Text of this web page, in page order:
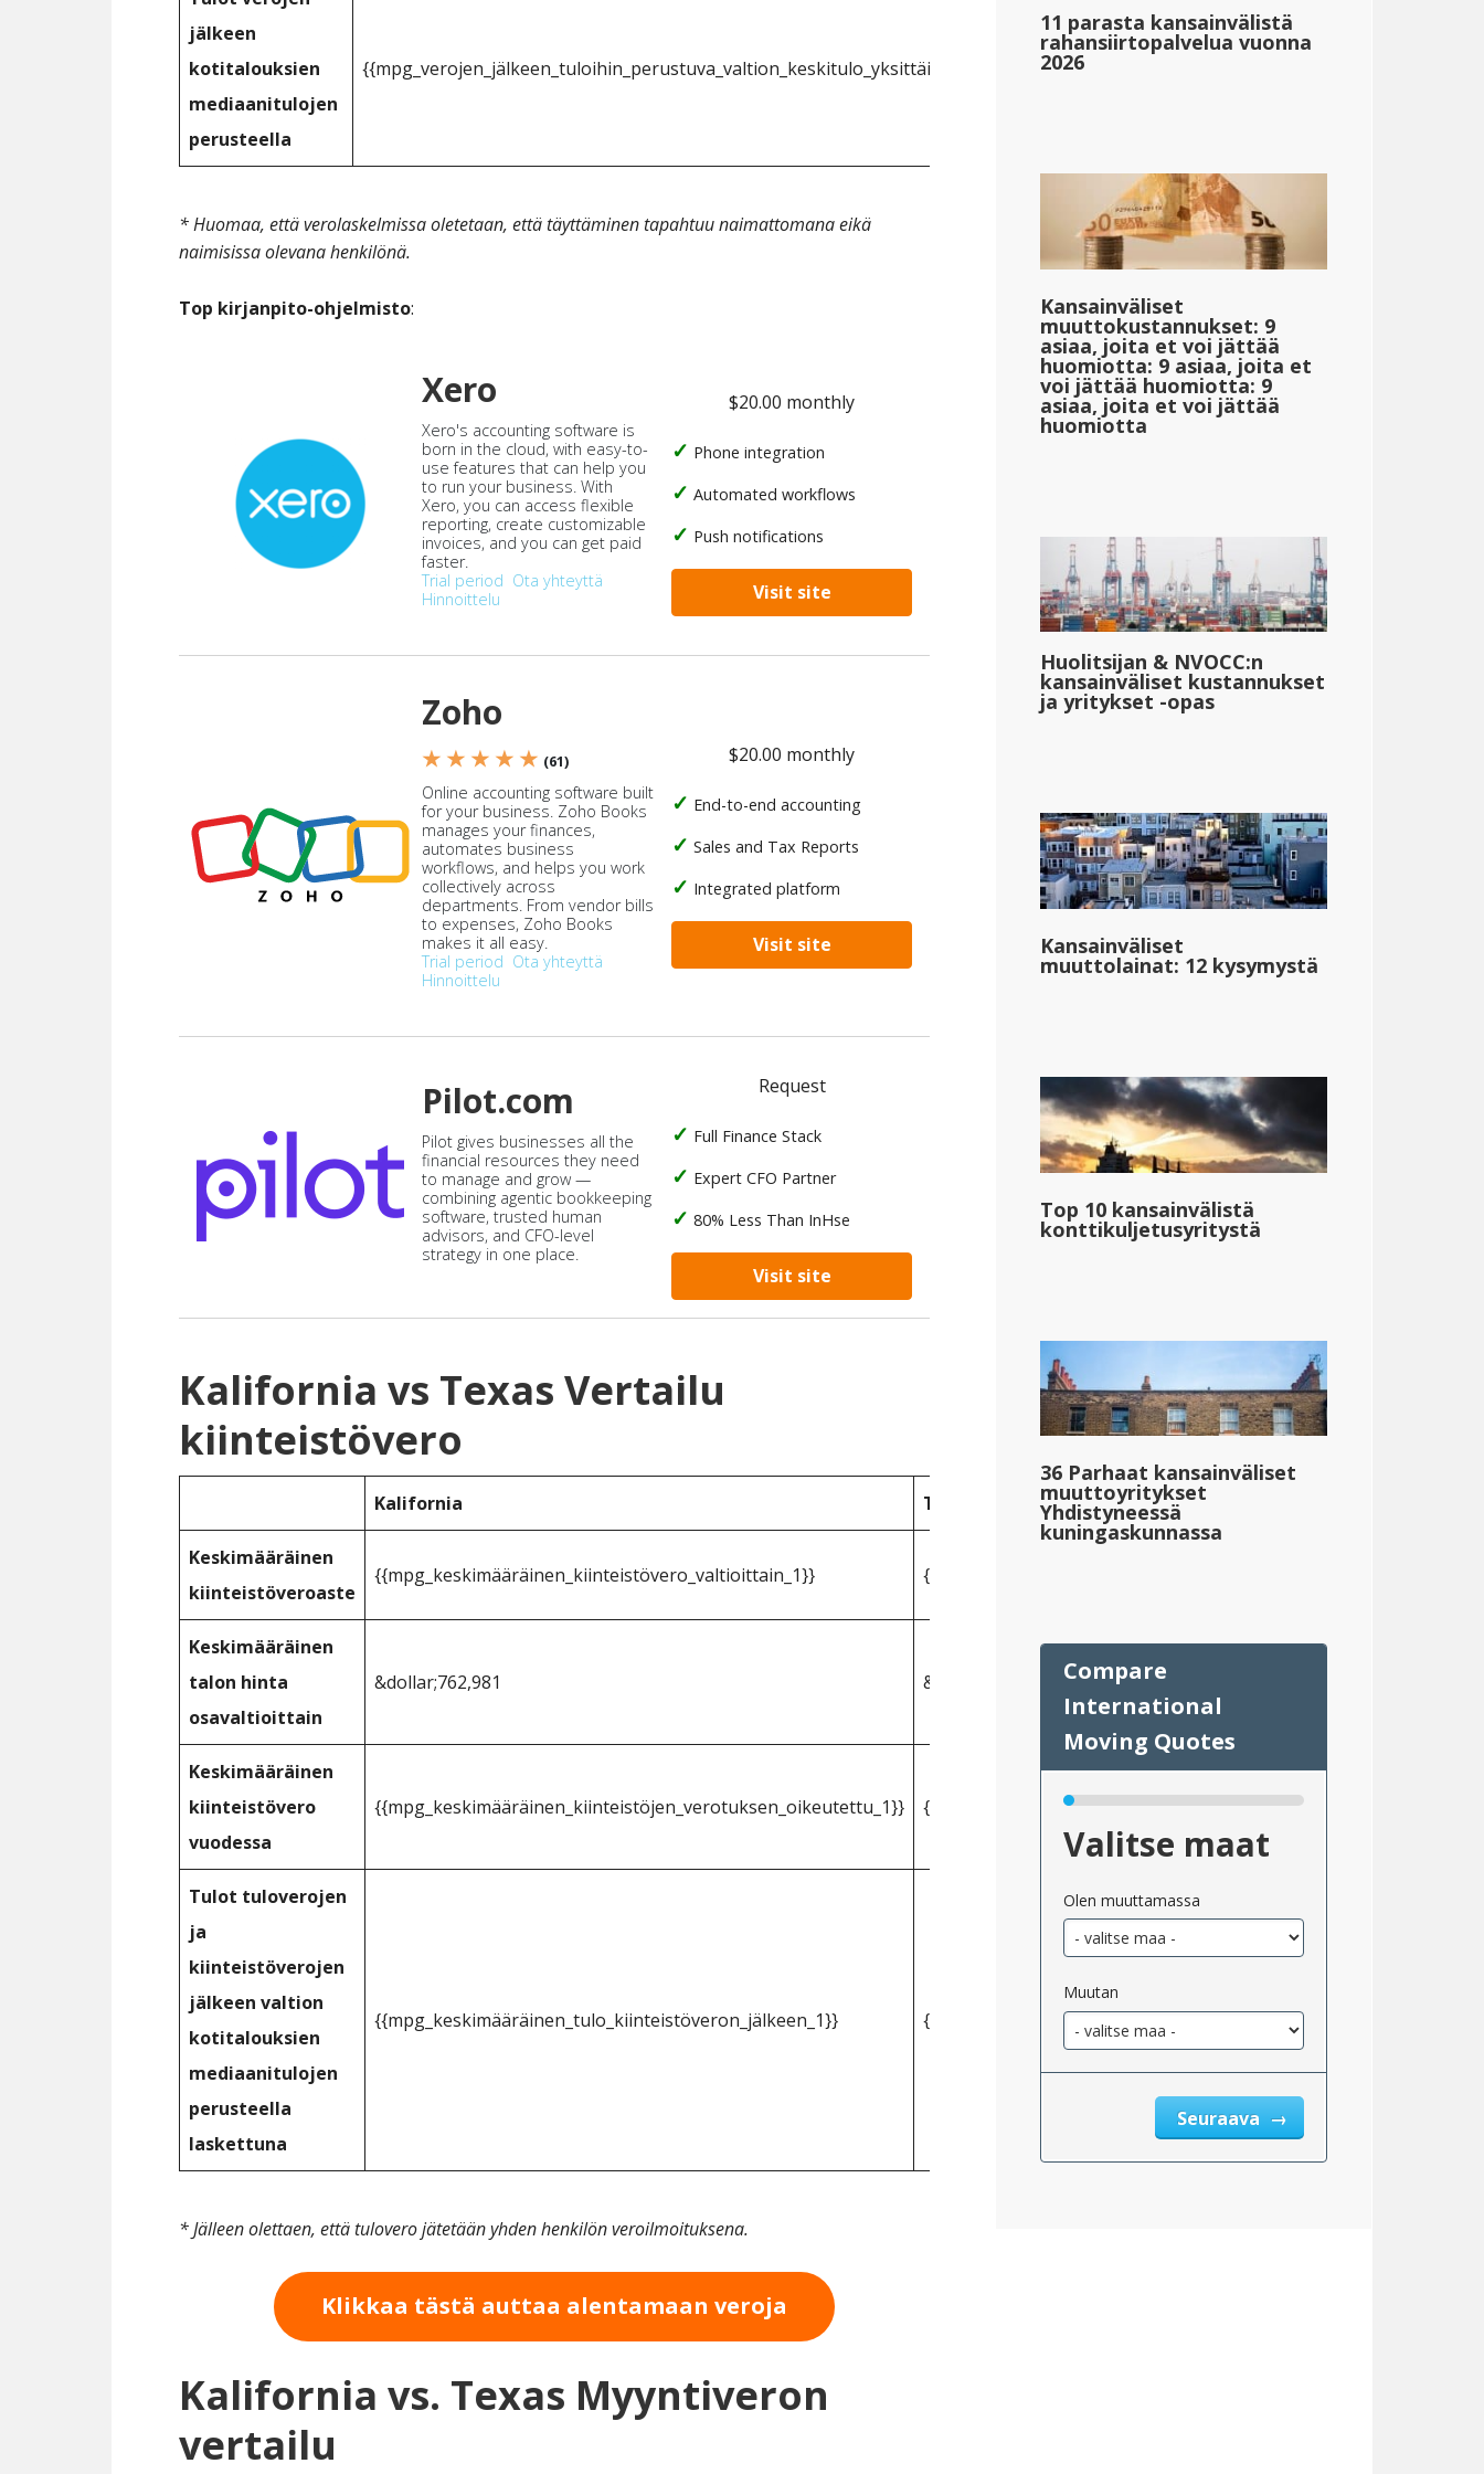
jälkeen
kotitalouksien
mediaanitulojen
perusteella
{{mpg_verojen_jälkeen_tuloihin_perustuva_valtion_keskitulo_yksittäinen_1}}
* Huomaa, että verolaskelmissa oletetaan, että täyttäminen tapahtuu naimattomana eikä
naimisissa olevana henkilönä.
Top kirjanpito-ohjelmisto:
Xero
Xero's accounting software is
born in the cloud, with easy-to-
use features that can help you
to run your business. With
Xero, you can access flexible
reporting, create customizable
invoices, and you can get paid
faster.
Trial period Ota yhteyttä
Hinnoittelu
$20.00 monthly
Phone integration
Automated workflows
Push notifications
Visit site
Zoho
★ ★ ★ ★ ★ (61)
Online accounting software built
for your business. Zoho Books
manages your finances,
automates business
workflows, and helps you work
collectively across
departments. From vendor bills
to expenses, Zoho Books
makes it all easy.
Trial period Ota yhteyttä
Hinnoittelu
$20.00 monthly
End-to-end accounting
Sales and Tax Reports
Integrated platform
Visit site
Pilot.com
Pilot gives businesses all the
financial resources they need
to manage and grow —
combining agentic bookkeeping
software, trusted human
advisors, and CFO-level
strategy in one place.
Request
Full Finance Stack
Expert CFO Partner
80% Less Than InHse
Visit site
Kalifornia vs Texas Vertailu
kiinteistövero
Kalifornia Texas
Keskimääräinen
kiinteistöveroaste
{{mpg_keskimääräinen_kiinteistövero_valtioittain_1}} {{mpg_keskimääräinen_kiinteistövero_valtioittain_2}}
Keskimääräinen
talon hinta
osavaltioittain
&dollar;762,981 &dollar;305,497
Keskimääräinen
kiinteistövero
vuodessa
{{mpg_keskimääräinen_kiinteistöjen_verotuksen_oikeutettu_1}} {{mpg_keskimääräinen_kiinteistöjen_verotukseen_oikeutettu_2}}
Tulot tuloverojen
ja
kiinteistöverojen
jälkeen valtion
kotitalouksien
mediaanitulojen
perusteella
laskettuna
{{mpg_keskimääräinen_tulo_kiinteistöveron_jälkeen_1}} {{mpg_keskimääräinen_tulo_kiinteistöveron_jälkeen_2}}
* Jälleen olettaen, että tulovero jätetään yhden henkilön veroilmoituksena.
Klikkaa tästä auttaa alentamaan veroja
Kalifornia vs. Texas Myyntiveron
vertailu
11 parasta kansainvälistä
rahansiirtopalvelua vuonna
2026
Kansainväliset
muuttokustannukset: 9
asiaa, joita et voi jättää
huomiotta: 9 asiaa, joita et
voi jättää huomiotta: 9
asiaa, joita et voi jättää
huomiotta
Huolitsijan & NVOCC:n
kansainväliset kustannukset
ja yritykset -opas
Kansainväliset
muuttolainat: 12 kysymystä
Top 10 kansainvälistä
konttikuljetusyritystä
36 Parhaat kansainväliset
muuttoyritykset
Yhdistyneessä
kuningaskunnassa
Valitse maat
Olen muuttamassa
Muutan
Seuraava